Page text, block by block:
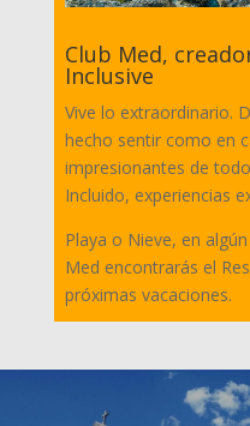
Club Med,
Inclusive
Vive lo extraordinario.
hecho sentir como en
impresionantes de
Incluido, experiencias
Playa o Nieve, en
Med encontrarás el
próximas vacaciones.